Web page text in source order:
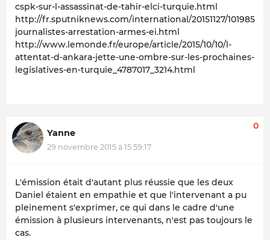
cspk-sur-l-assassinat-de-tahir-elci-turquie.html
http://fr.sputniknews.com/international/20151127/
journalistes-arrestation-armes-ei.html
http://www.lemonde.fr/europe/article/2015/10/10/l-
attentat-d-ankara-jette-une-ombre-sur-les-prochaines-
legislatives-en-turquie_4787017_3214.html
Yanne
29 novembre 2015 à 15:59:17
0
L'émission était d'autant plus réussie que les deux
Daniel étaient en empathie et que l'intervenant a pu
pleinement s'exprimer, ce qui dans le cadre d'une
émission à plusieurs intervenants, n'est pas toujours le
cas.